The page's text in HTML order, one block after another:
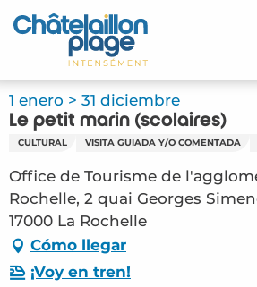
Aller
au
principal
Inicio – ES
Descubra
Actividades
Vivir
Citas
Su estancia - ES
1 enero > 31 diciembre
Le petit marin (scolaires)
CULTURAL VISITA GUIADA Y/O COMENTADA
Office de Tourisme de
Rochelle, 2 quai Georges
17000 La Rochelle
Cómo llegar
¡Voy en tren!